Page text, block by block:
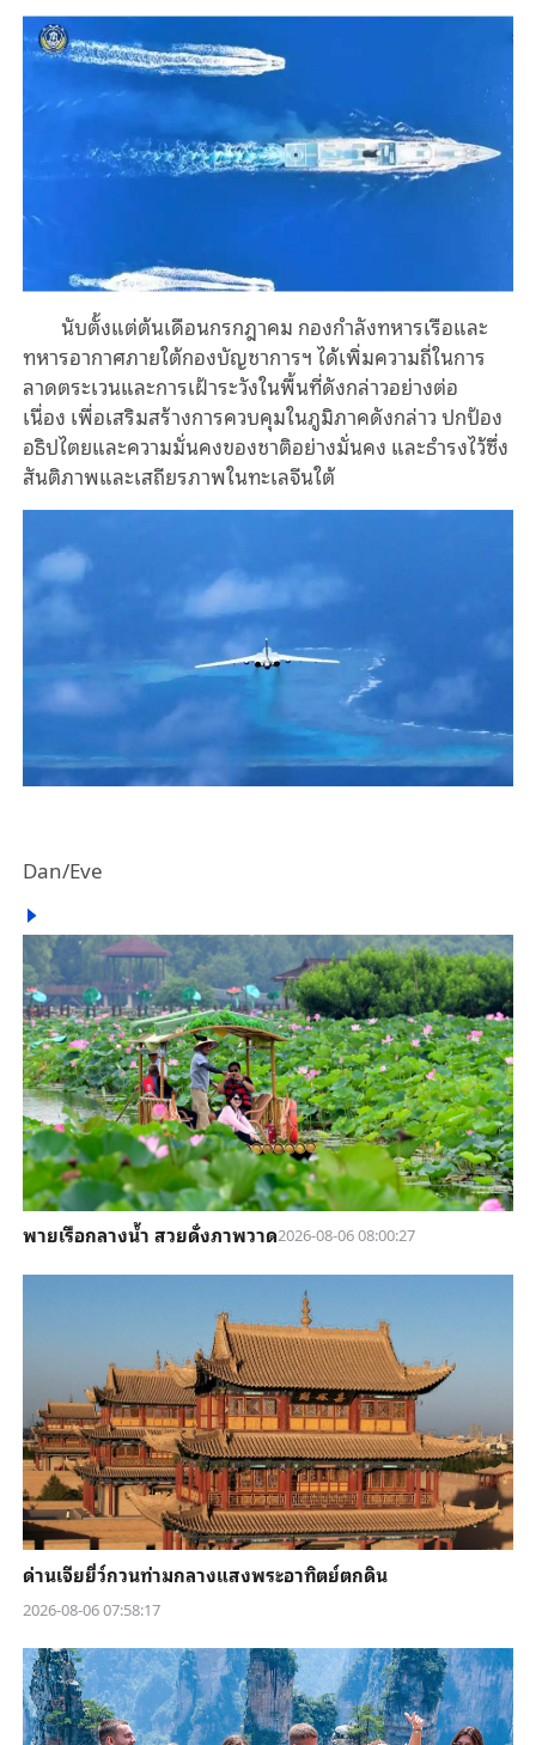
นับตั้งแต่ต้นเดือนกรกฎาคม กองกำลังทหารเรือและ
ทหารอากาศภายใต้กองบัญชาการฯได้เพิ่มความถี่ในการ
ลาดตระเวนและการเฝ้าระวังในพื้นที่ดังกล่าวอย่างต่อ
เนื่อง เพื่อเสริมสร้างการควบคุมในภูมิภาคดังกล่าวปกป้อง
อธิปไตยและความมั่นคงของชาติอย่างมั่นคง และธำรงไว้ซึ่ง
สันติภาพและเสถียรภาพในทะเลจีนใต้
Dan/Eve
พายเรือกลางน้ำ สวยดั่งภาพวาด2026-08-06 08:00:27
ด่านเจียยี่ว์กวนท่ามกลางแสงพระอาทิตย์ตกดิน
2026-08-06 07:58:17